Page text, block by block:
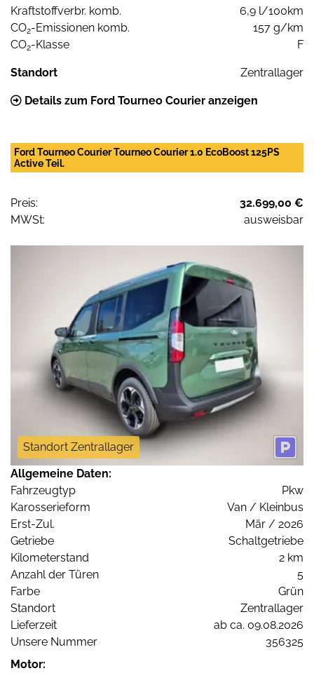
Kraftstoffverbr. komb.
6,9 l/100km
CO2-Emissionen komb.
157 g/km
CO2-Klasse F
Standort Zentrallager
Details zum Ford Tourneo Courier anzeigen
Ford Tourneo Courier Tourneo Courier 1.0 EcoBoost 125PS
Active Teil.
Preis:
32.699,00 €
MWSt:
ausweisbar
Standort Zentrallager
Allgemeine Daten:
Fahrzeugtyp
Pkw
Karosserieform
Van / Kleinbus
Erst-Zul.
Mär / 2026
Getriebe
Schaltgetriebe
Kilometerstand
2 km
Anzahl der Türen
5
Farbe
Grün
Standort
Zentrallager
Lieferzeit
ab ca. 09.08.2026
Unsere Nummer
356325
Motor: